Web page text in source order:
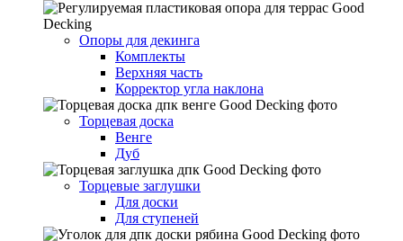
Опоры для декинга
Комплекты
Верхняя часть
Корректор угла наклона
Торцевая доска
Венге
Дуб
Торцевые заглушки
Для доски
Для ступеней